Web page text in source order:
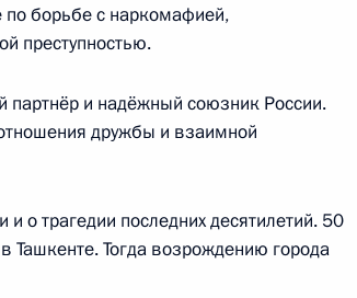
– участников
расширенном
Каримовым
борьбе с наркомафией,
преступностью.
партнёр и надёжный союзник России.
дружбы и взаимной
о трагедии последних десятилетий. 50
Ташкенте. Тогда возрождению города